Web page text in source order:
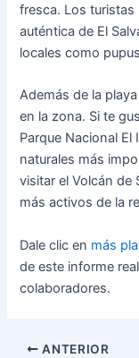
fresca. Los turistas
auténtica de El
locales como
Además de la
en la zona. Si te
Parque Nacional
naturales más
visitar el Volcán de
más activos de la
Dale clic en más
de este informe
colaboradores.
Navegación
ANTERIOR